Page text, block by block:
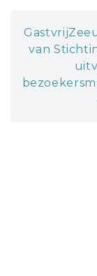
van